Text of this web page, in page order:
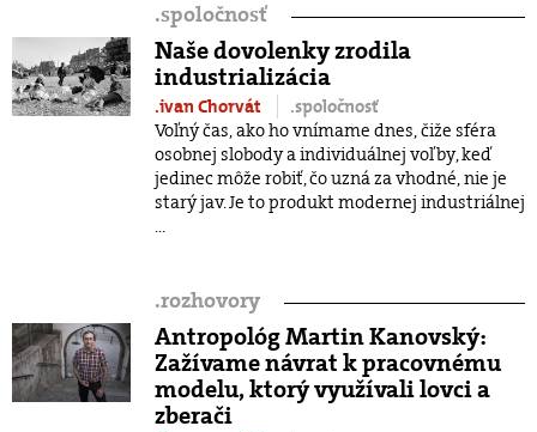
.spoločnosť
Naše dovolenky zrodila
industrializácia
.ivan Chorvát
.spoločnosť
Voľný čas, ako ho vnímame dnes, čiže sféra
osobnej slobody a individuálnej voľby, keď
jedinec môže robiť, čo uzná za vhodné, nie je
starý jav. Je to produkt modernej industriálnej
...
.rozhovory
Antropológ Martin Kanovský:
Zažívame návrat k pracovnému
modelu, ktorý využívali lovci a
zberači